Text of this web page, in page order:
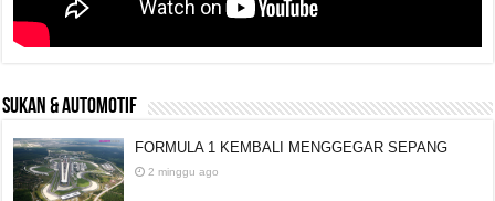
SUKAN & AUTOMOTIF
FORMULA 1 KEMBALI MENGGEGAR SEPANG
2 minggu ago